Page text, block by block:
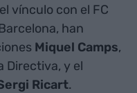
vínculo con el FC
han
Miquel Camps,
Directiva, y el
Ricart.